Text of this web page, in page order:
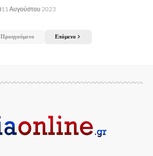
11 Αυγούστου 2023
Προηγούμενο Επόμενο